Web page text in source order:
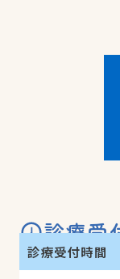
診療受
診療受付時間